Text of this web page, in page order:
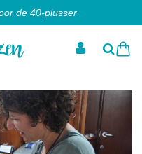
de 40-plusser